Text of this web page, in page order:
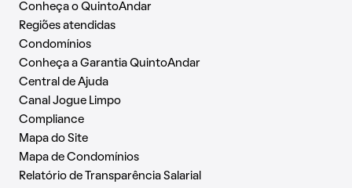
Conheça o QuintoAndar
Regiões atendidas
Condomínios
Conheça a Garantia QuintoAndar
Central de Ajuda
Canal Jogue Limpo
Compliance
Mapa do Site
Mapa de Condomínios
Relatório de Transparência Salarial